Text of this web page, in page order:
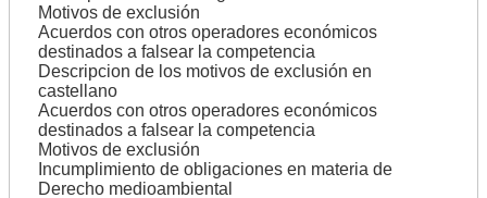
Motivos de exclusión
Acuerdos con otros operadores económicos
destinados a falsear la competencia
Descripcion de los motivos de exclusión en
castellano
Acuerdos con otros operadores económicos
destinados a falsear la competencia
Motivos de exclusión
Incumplimiento de obligaciones en materia de
Derecho medioambiental